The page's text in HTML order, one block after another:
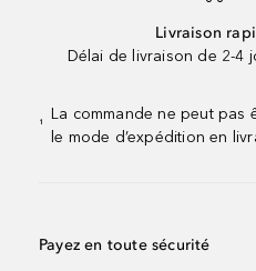
Livraison
Délai de livraison de 2-4
¹
La commande ne peut pas
le mode d’expédition en
Payez en toute sécurité